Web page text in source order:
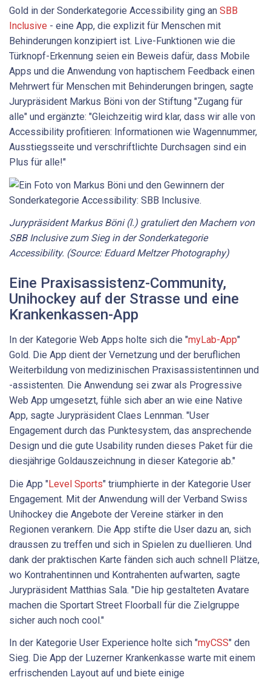
Gold in der Sonderkategorie Accessibility ging an SBB
Inclusive - eine App, die explizit für Menschen mit
Behinderungen konzipiert ist. Live-Funktionen wie die
Türknopf-Erkennung seien ein Beweis dafür, dass Mobile
Apps und die Anwendung von haptischem Feedback einen
Mehrwert für Menschen mit Behinderungen bringen, sagte
Jurypräsident Markus Böni von der Stiftung "Zugang für
alle" und ergänzte: "Gleichzeitig wird klar, dass wir alle von
Accessibility profitieren: Informationen wie Wagennummer,
Ausstiegsseite und verschriftlichte Durch­sagen sind ein
Plus für alle!"
Jurypräsident Markus Böni (l.) gratuliert den Machern von
SBB Inclusive zum Sieg in der Sonderkategorie
Accessibility. (Source: Eduard Meltzer Photography)
Eine Praxisassistenz-Community,
Unihockey auf der Strasse und eine
Krankenkassen-App
In der Kategorie Web Apps holte sich die "myLab-App"
Gold. Die App dient der Vernetzung und der beruflichen
Weiterbildung von medizinischen Praxisassistentinnen und
-assistenten. Die Anwendung sei zwar als Progressive
Web App umgesetzt, fühle sich aber an wie eine Native
App, sagte Jurypräsident Claes Lennman. "User
Engagement durch das Punktesystem, das ansprechende
Design und die gute Usability runden dieses Paket für die
diesjährige Goldauszeichnung in dieser Kategorie ab."
Die App "Level Sports" triumphierte in der Kategorie User
Engagement. Mit der Anwendung will der Verband Swiss
Unihockey die Angebote der Vereine stärker in den
Regionen verankern. Die App stifte die User dazu an, sich
draussen zu treffen und sich in Spielen zu duellieren. Und
dank der praktischen Karte fänden sich auch schnell Plätze,
wo Kontrahentinnen und Kontrahenten aufwarten, sagte
Jurypräsident Matthias Sala. "Die hip gestalteten Avatare
machen die Sportart Street Floorball für die Zielgruppe
sicher auch noch cool."
In der Kategorie User Experience holte sich "myCSS" den
Sieg. Die App der Luzerner Krankenkasse warte mit einem
erfrischenden ­Layout auf und biete einige